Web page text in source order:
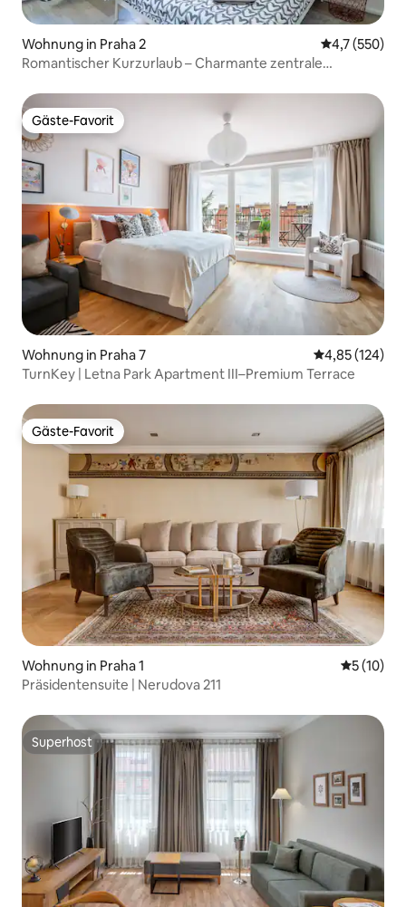
Wohnung in Praha 2
4,7 (550)
Romantischer Kurzurlaub – Charmante zentrale
Gäste-Favorit
Gäste-Favorit
Wohnung in Praha 7
4,85 (124)
TurnKey | Letna Park Apartment III–Premium Terrace
Gäste-Favorit
Gäste-Favorit
Wohnung in Praha 1
5 (10)
Präsidentensuite | Nerudova 211
Superhost
Superhost